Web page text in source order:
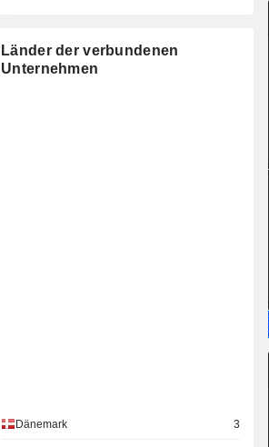
Länder der verbundenen
Unternehmen
Dänemark 3